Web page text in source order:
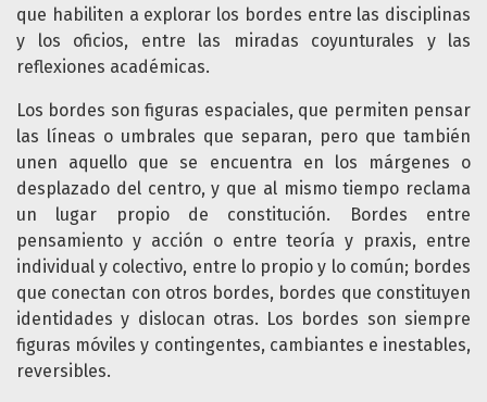
que habiliten a explorar los bordes entre las disciplinas
y los oficios, entre las miradas coyunturales y las
reflexiones académicas.
Los bordes son figuras espaciales, que permiten pensar
las líneas o umbrales que separan, pero que también
unen aquello que se encuentra en los márgenes o
desplazado del centro, y que al mismo tiempo reclama
un lugar propio de constitución. Bordes entre
pensamiento y acción o entre teoría y praxis, entre
individual y colectivo, entre lo propio y lo común; bordes
que conectan con otros bordes, bordes que constituyen
identidades y dislocan otras. Los bordes son siempre
figuras móviles y contingentes, cambiantes e inestables,
reversibles.